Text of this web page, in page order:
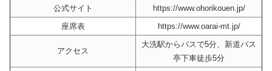
公式サイト
https://www.ohorikouen.jp/
座席表
https://www.oarai-mt.jp/
アクセス
大洗駅からバスで5分、新道バス
亭下車徒歩5分